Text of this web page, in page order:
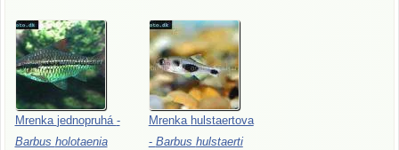
Mrenka jednopruhá -
Barbus holotaenia
Mrenka hulstaertova
- Barbus hulstaerti